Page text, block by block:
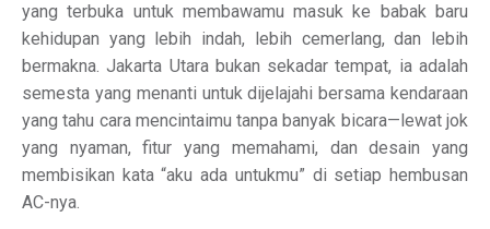
yang terbuka untuk membawamu masuk ke babak baru
kehidupan yang lebih indah, lebih cemerlang, dan lebih
bermakna. Jakarta Utara bukan sekadar tempat, ia adalah
semesta yang menanti untuk dijelajahi bersama kendaraan
yang tahu cara mencintaimu tanpa banyak bicara—lewat jok
yang nyaman, fitur yang memahami, dan desain yang
membisikan kata “aku ada untukmu” di setiap hembusan
AC-nya.